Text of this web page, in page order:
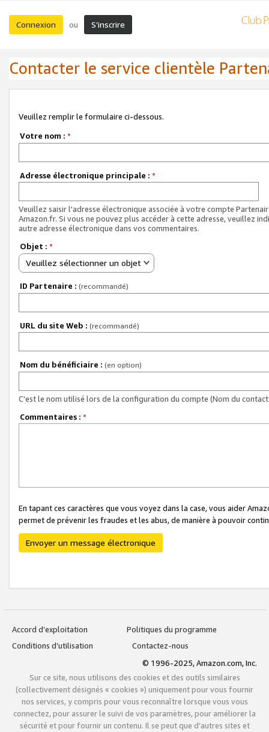
Connexion ou S’inscrire
Contacter le service clientèle
Veuillez remplir le formulaire ci-dessous.
Votre nom : *
Adresse électronique principale : *
Veuillez saisir l'adresse électronique associée à votre compte
Amazon.fr. Si vous ne pouvez plus accéder à cette adresse, veuillez
autre adresse électronique dans vos commentaires.
Objet : *
Veuillez sélectionner un objet
ID Partenaire : (recommandé)
URL du site Web : (recommandé)
Nom du bénéficiaire : (en option)
C'est le nom utilisé lors de la configuration du compte (Nom du
Commentaires : *
En tapant ces caractères que vous voyez dans la case, vous aider
permet de prévenir les fraudes et les abus, de manière à pouvoir
Envoyer un message électronique
Accord d’exploitation
Politiques du programme
Conditions d’utilisation
Contactez-nous
© 1996-2025, Amazon.com, Inc.
Sur ce site, nous utilisons des cookies et des outils similaires
(collectivement désignés « cookies ») uniquement pour vous fournir
nos services, y compris pour vous reconnaître lorsque vous vous
connectez, pour assurer le suivi de vos paramètres, pour améliorer la
sécurité et pour fournir un contenu. Il se peut que d’autres sites et